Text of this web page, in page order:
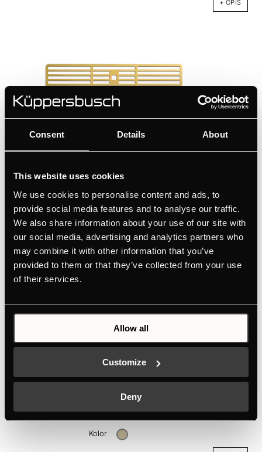
Consent Details About
This website uses cookies
We use cookies to personalise content and ads, to
provide social media features and to analyse our traffic.
We also share information about your use of our site with
our social media, advertising and analytics partners who
may combine it with other information that you’ve
provided to them or that they’ve collected from your use
of their services.
Allow all
Customize
Deny
+ OPIS
Kratka wentylacyjna Gold
Kolor
DK3804
Zestaw Wykończeniowy Złoto
Kolor